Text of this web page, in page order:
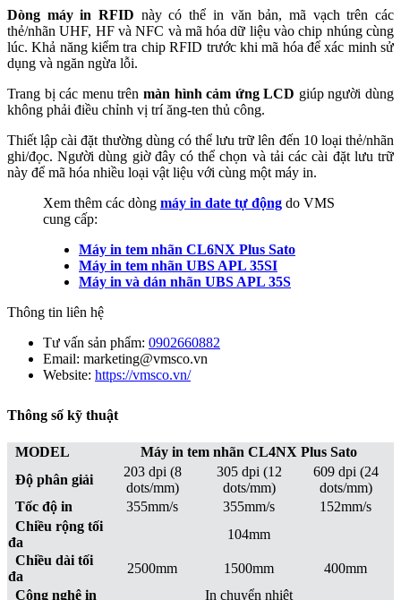
Dòng máy in RFID này có thể in văn bản, mã vạch trên các
thẻ/nhãnUHF, HF và NFC và mã hóa dữ liệu vào chip nhúng cùng
lúc.Khả năng kiểm tra chip RFID trước khi mã hóa để xác minh sử
dụng và ngăn ngừa lỗi.
Trang bị các menu trên màn hình cảm ứng LCD giúp người dùng
không phải điều chỉnh vị trí ăng-ten thủ công.
Thiết lập cài đặt thường dùng có thể lưu trữ lên đến 10 loại thẻ/nhãn
ghi/đọc. Người dùng giờ đây có thể chọn và tải các cài đặt lưu trữ
này để mã hóa nhiều loại vật liệu với cùng một máy in.
Xem thêm các dòng máy in date tự động do VMS
cung cấp:
Máy in tem nhãn CL6NX Plus Sato
Máy in tem nhãn UBS APL 35SI
Máy in và dán nhãn UBS APL 35S
Thông tin liên hệ
Tư vấn sản phẩm: 0902660882
Email: marketing@vmsco.vn
Website: https://vmsco.vn/
Thông số kỹ thuật
MODEL
Máy in tem nhãn CL4NX Plus Sato
Độ phân giải
203 dpi (8
dots/mm)
305 dpi (12
dots/mm)
609 dpi (24
dots/mm)
Tốc độ in
355mm/s 355mm/s
152mm/s
Chiều rộng tối
đa
104mm
Chiều dài tối
đa
2500mm 1500mm
400mm
Công nghệ in
In chuyển nhiệt